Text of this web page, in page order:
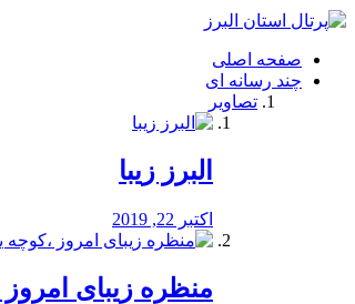
فصد
شرق
تهران
خشکشویی
صفحه اصلی
چند رسانه ای
تصاویر
البرز زیبا
اکتبر 22, 2019
منظره‌‌ زیبای امروز